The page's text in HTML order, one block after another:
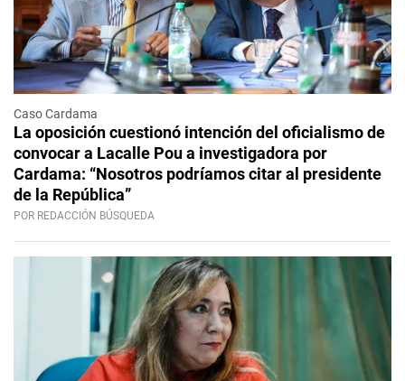
Caso Cardama
La oposición cuestionó intención del oficialismo de
convocar a Lacalle Pou a investigadora por
Cardama: “Nosotros podríamos citar al presidente
de la República”
POR REDACCIÓN BÚSQUEDA